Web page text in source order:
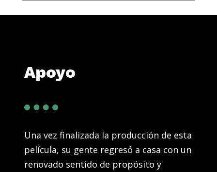
Apoyo
Una vez finalizada la producción de esta
película, su gente regresó a casa con un
renovado sentido de propósito y